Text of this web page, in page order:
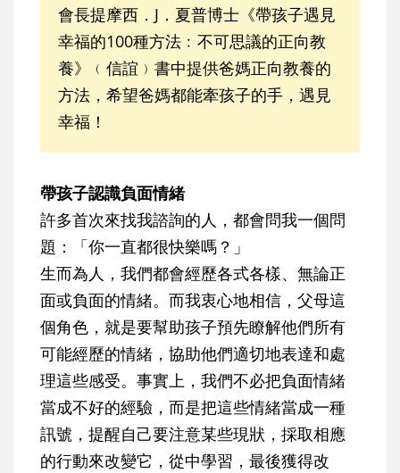
會長提摩西．J．夏普博士《帶孩子遇見
幸福的100種方法﹕不可思議的正向教
養》﹙信誼﹚書中提供爸媽正向教養的
方法，希望爸媽都能牽孩子的手，遇見
幸福！
帶孩子認識負面情緒
許多首次來找我諮詢的人，都會問我一個問
題：「你一直都很快樂嗎？」
生而為人，我們都會經歷各式各樣、無論正
面或負面的情緒。而我衷心地相信，父母這
個角色，就是要幫助孩子預先瞭解他們所有
可能經歷的情緒，協助他們適切地表達和處
理這些感受。事實上，我們不必把負面情緒
當成不好的經驗，而是把這些情緒當成一種
訊號，提醒自己要注意某些現狀，採取相應
的行動來改變它，從中學習，最後獲得改